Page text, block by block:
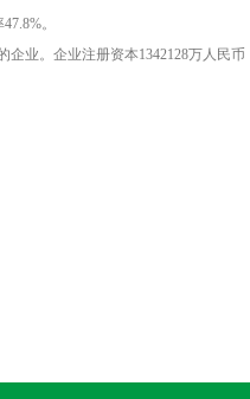
。
业。企业注册资本1342128万人民币